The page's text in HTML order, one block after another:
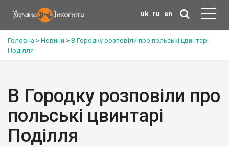
uk ru en
Головна > Новини > В Городку розповіли про польські цвинтарі
Поділля
В Городку розповіли про
польські цвинтарі
Поділля